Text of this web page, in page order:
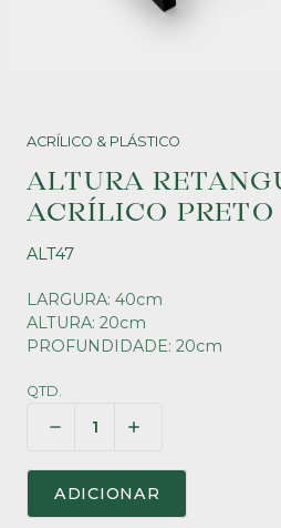
ACRÍLICO & PLÁSTICO
ALTURA
ACRÍLICO PRETO
ALT47
LARGURA: 40cm
ALTURA: 20cm
PROFUNDIDADE: 20cm
QTD.
ADICIONAR